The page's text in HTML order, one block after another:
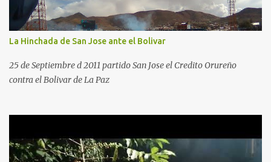
La Hinchada de San Jose ante el Bolivar
25 de Septiembre d 2011 partido San Jose el Credito Orureño
contra el Bolivar de La Paz